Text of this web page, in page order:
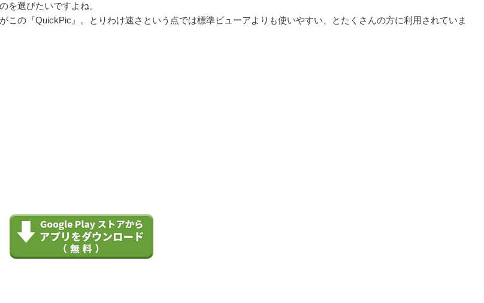
を選びたいですよね。
の『QuickPic』。とりわけ速さという点では標準ビューアよりも使いやすい、とたくさんの方に利用されていま